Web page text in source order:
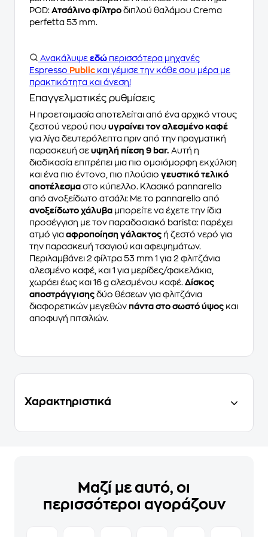
POD: Ατσάλινο φίλτρο διπλού θαλάμου Crema
perfetta 53 mm.
Ανακάλυψε εδώ περισσότερα μηχανές
Espresso Public και γέμισε την κάθε σου μέρα με
πρακτικότητα και άνεση!
Επαγγελματικές ρυθμίσεις
Η προετοιμασία αποτελείται από ένα αρχικό ντους
ζεστού νερού που υγραίνει τον αλεσμένο καφέ
για λίγα δευτερόλεπτα πριν από την πραγματική
παρασκευή σε υψηλή πίεση 9 bar. Αυτή η
διαδικασία επιτρέπει μια πιο ομοιόμορφη εκχύλιση
και ένα πιο έντονο, πιο πλούσιο γευστικό τελικό
αποτέλεσμα στο κύπελλο. Κλασικό pannarello
από ανοξείδωτο ατσάλι: Με το pannarello από
ανοξείδωτο χάλυβα μπορείτε να έχετε την ίδια
προσέγγιση με τον παραδοσιακό barista: παρέχει
ατμό για αφροποίηση γάλακτος ή ζεστό νερό για
την παρασκευή τσαγιού και αφεψημάτων.
Περιλαμβάνει 2 φίλτρα 53 mm 1 για 2 φλιτζάνια
αλεσμένο καφέ, και 1 για μερίδες/φακελάκια,
χωράει έως και 16 g αλεσμένου καφέ. Δίσκος
αποστράγγισης δύο θέσεων για φλιτζάνια
διαφορετικών μεγεθών πάντα στο σωστό ύψος και
αποφυγή πιτσιλιών.
Χαρακτηριστικά
Μαζί με αυτό, οι
περισσότεροι αγοράζουν